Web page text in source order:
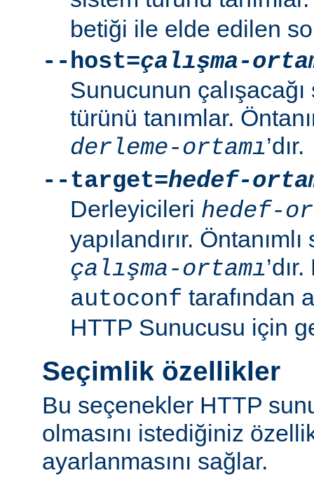
betiği ile elde edilen
--host=çalışma-
Sunucunun
türünü tanımlar.
derleme-ortamı’dır.
--target=hedef-
Derleyicileri hedef-
yapılandırır.
çalışma-ortamı
autoconf tarafından
HTTP Sunucusu için
Seçimlik özellikler
Bu seçenekler HTTP
olmasını istediğiniz
ayarlanmasını sağlar.